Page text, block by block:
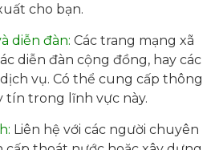
cho bạn.
diễn đàn: Các trang mạng xã
diễn đàn cộng đồng, hay các
vụ. Có thể cung cấp thông
tín trong lĩnh vực này.
Liên hệ với các người chuyên